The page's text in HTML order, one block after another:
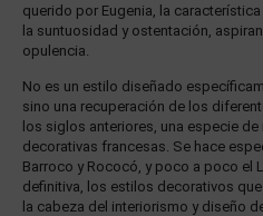
querido por Eugenia, la
la suntuosidad y ostentación,
opulencia.
No es un estilo diseñado
sino una recuperación de los
los siglos anteriores, una especie
decorativas francesas. Se hace
Barroco y Rococó, y poco a poco el
definitiva, los estilos decorativos
la cabeza del interiorismo y diseño